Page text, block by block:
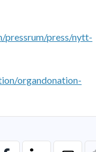
pressrum/press/nytt-
organdonation-